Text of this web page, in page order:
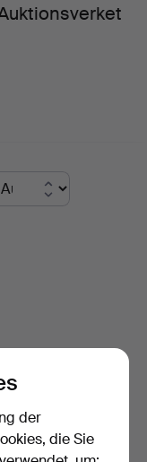
der
die Sie